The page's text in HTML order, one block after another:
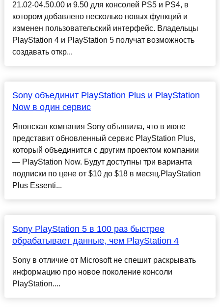
21.02-04.50.00 и 9.50 для консолей PS5 и PS4, в
котором добавлено несколько новых функций и
изменен пользовательский интерфейс. Владельцы
PlayStation 4 и PlayStation 5 получат возможность
создавать откр...
Sony объединит PlayStation Plus и PlayStation
Now в один сервис
Японская компания Sony объявила, что в июне
представит обновленный сервис PlayStation Plus,
который объединится с другим проектом компании
— PlayStation Now. Будут доступны три варианта
подписки по цене от $10 до $18 в месяц.PlayStation
Plus Essenti...
Sony PlayStation 5 в 100 раз быстрее
обрабатывает данные, чем PlayStation 4
Sony в отличие от Microsoft не спешит раскрывать
информацию про новое поколение консоли
PlayStation....